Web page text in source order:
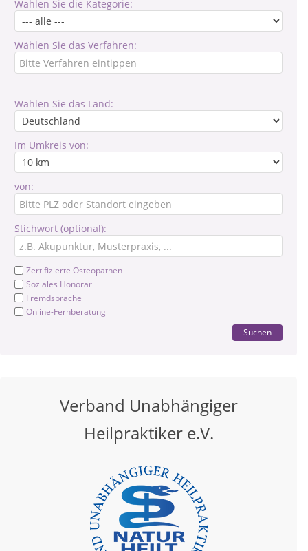
Wählen Sie die Kategorie:
Wählen Sie das Verfahren:
Wählen Sie das Land:
Im Umkreis von:
von:
Stichwort (optional):
Zertifizierte Osteopathen
Soziales Honorar
Fremdsprache
Online-Fernberatung
Suchen
Verband Unabhängiger
Heilpraktiker e.V.